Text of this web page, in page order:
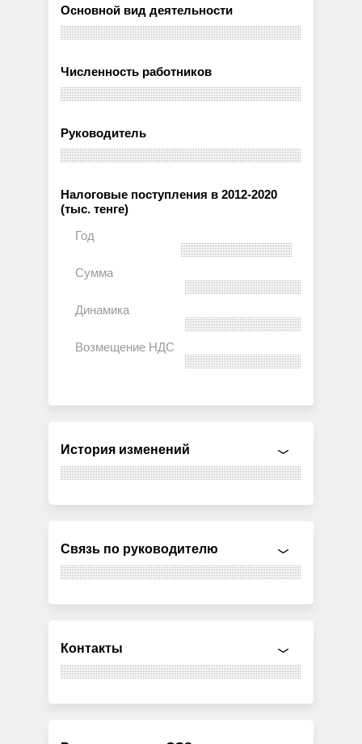
Основной вид деятельности
Численность работников
Руководитель
Налоговые поступления в 2012-2020
(тыс. тенге)
История изменений
Связь по руководителю
Контакты